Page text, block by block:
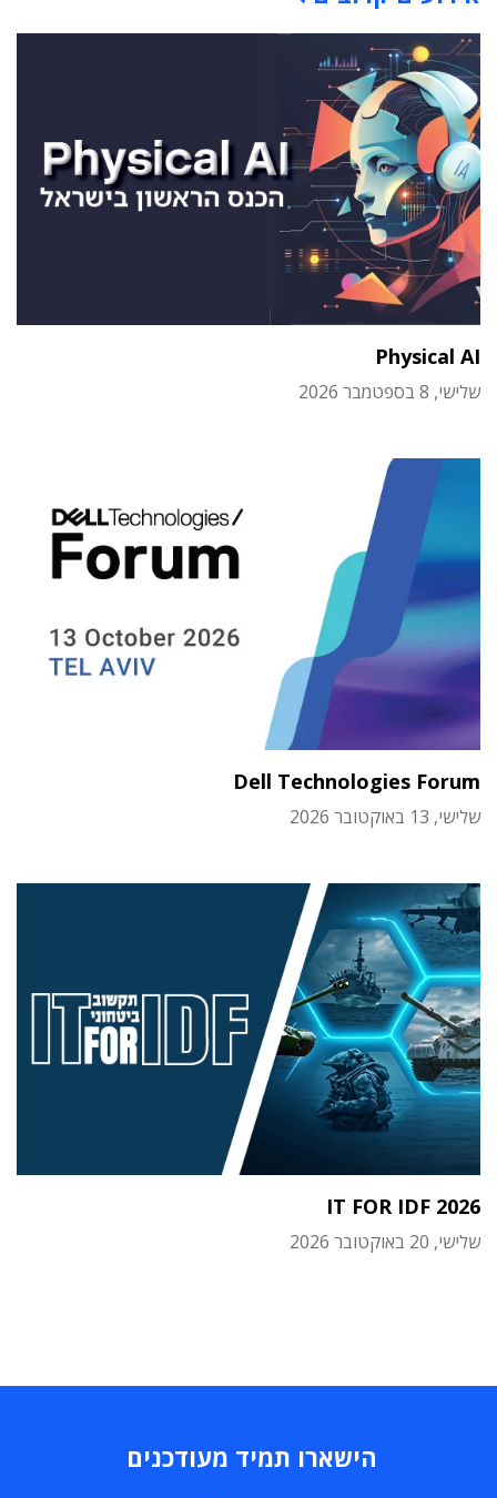
Physical AI
שלישי, 8 בספטמבר 2026
Dell Technologies Forum
שלישי, 13 באוקטובר 2026
IT FOR IDF 2026
שלישי, 20 באוקטובר 2026
הישארו תמיד מעודכנים